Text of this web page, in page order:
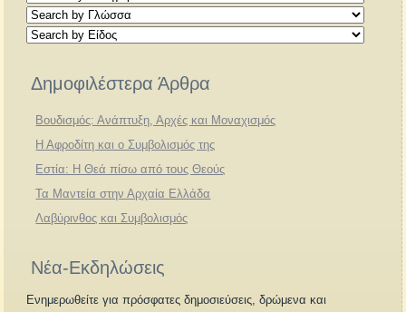
Δημοφιλέστερα Άρθρα
Βουδισμός: Ανάπτυξη, Αρχές και Μοναχισμός
Η Αφροδίτη και ο Συμβολισμός της
Εστία: Η Θεά πίσω από τους Θεούς
Τα Μαντεία στην Αρχαία Ελλάδα
Λαβύρινθος και Συμβολισμός
Νέα-Εκδηλώσεις
Ενημερωθείτε για πρόσφατες δημοσιεύσεις, δρώμενα και